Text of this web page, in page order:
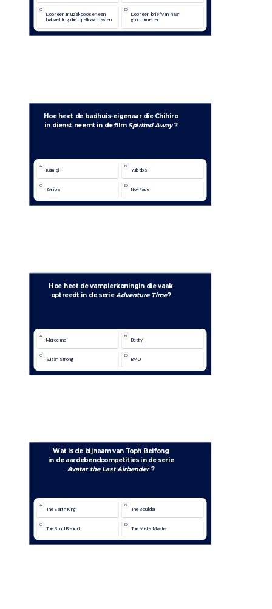
C
Door een muziekdoos en een
halsketting die bij elkaar pasten
D
Door een brief van haar
grootmoeder
Hoe heet de badhuis-eigenaar die Chihiro
in dienst neemt in de film Spirited Away ?
A
Kamaji
B
Yubaba
C
Zeniba
D
No-Face
Hoe heet de vampierkoningin die vaak
optreedt in de serie Adventure Time?
A
Marceline
B
Betty
C
Susan Strong
D
BMO
Wat is de bijnaam van Toph Beifong
in de aardebendcompetities in de serie
Avatar the Last Airbender ?
A
The Earth King
B
The Boulder
C
The Blind Bandit
D
The Metal Master